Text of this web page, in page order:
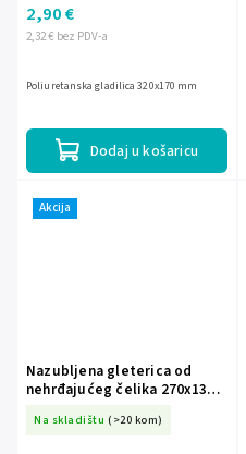
2,32 € bez PDV-a
2,90 €
Dodaj u košaricu
Poliuretanska gladilica 320x170 mm
Akcija
Nazubljena gleterica od
nehrđajućeg čelika 270x130
Na skladištu (>20 kom)